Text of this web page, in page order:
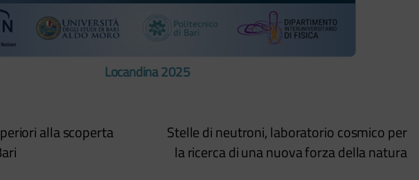
Locandina 2025
alla scoperta
Stelle di neutroni, laboratorio cosmico per
la ricerca di una nuova forza della natura